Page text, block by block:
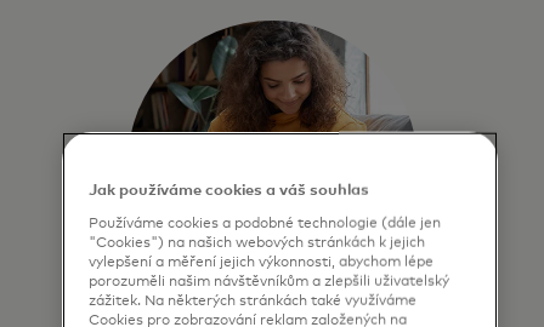
Jak používáme cookies a váš souhlas
Používáme cookies a podobné technologie (dále jen
"Cookies") na našich webových stránkách k jejich
vylepšení a měření jejich výkonnosti, abychom lépe
porozuměli našim návštěvníkům a zlepšili uživatelský
zážitek. Na některých stránkách také využíváme
Cookies pro zobrazování reklam založených na